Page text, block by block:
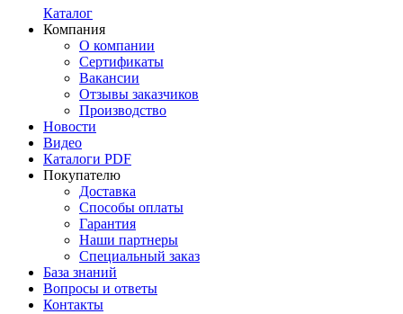
Каталог
Компания
О компании
Сертификаты
Вакансии
Отзывы заказчиков
Производство
Новости
Видео
Каталоги PDF
Покупателю
Доставка
Способы оплаты
Гарантия
Наши партнеры
Специальный заказ
База знаний
Вопросы и ответы
Контакты